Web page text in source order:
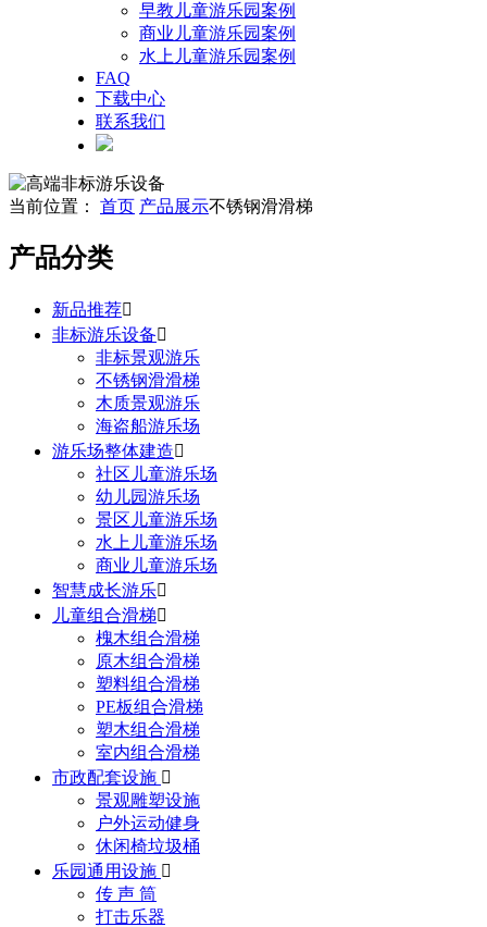
早教儿童游乐园案例
商业儿童游乐园案例
水上儿童游乐园案例
FAQ
下载中心
联系我们
当前位置： 首页 产品展示不锈钢滑滑梯
产品分类
新品推荐
非标游乐设备
非标景观游乐
不锈钢滑滑梯
木质景观游乐
海盗船游乐场
游乐场整体建造
社区儿童游乐场
幼儿园游乐场
景区儿童游乐场
水上儿童游乐场
商业儿童游乐场
智慧成长游乐
儿童组合滑梯
槐木组合滑梯
原木组合滑梯
塑料组合滑梯
PE板组合滑梯
塑木组合滑梯
室内组合滑梯
市政配套设施 
景观雕塑设施
户外运动健身
休闲椅垃圾桶
乐园通用设施 
传 声 筒
打击乐器